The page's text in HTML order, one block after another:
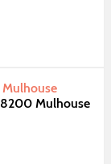
Mulhouse
Mulhouse